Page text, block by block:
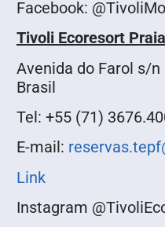
Facebook:
Tivoli Ecoresort
Avenida do Farol s/
Brasil
Tel: +55 (71)
E-mail:
Link
Instagram